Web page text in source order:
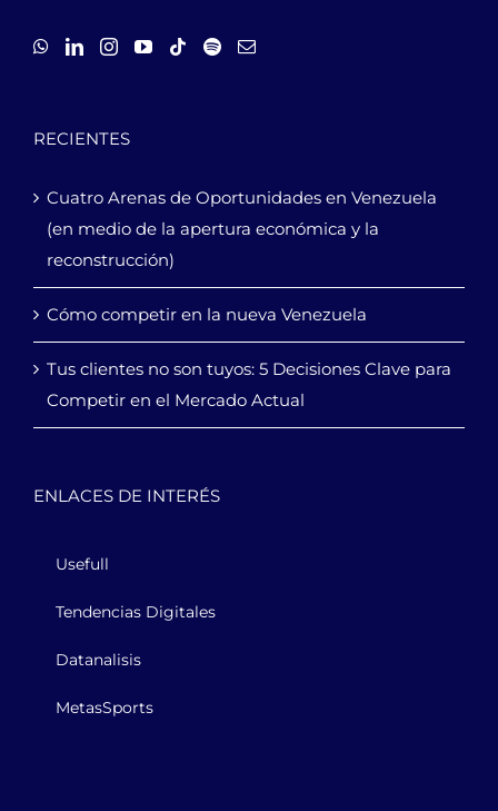
RECIENTES
Cuatro Arenas de Oportunidades en Venezuela
(en medio de la apertura económica y la
reconstrucción)
Cómo competir en la nueva Venezuela
Tus clientes no son tuyos: 5 Decisiones Clave para
Competir en el Mercado Actual
ENLACES DE INTERÉS
Usefull
Tendencias Digitales
Datanalisis
MetasSports